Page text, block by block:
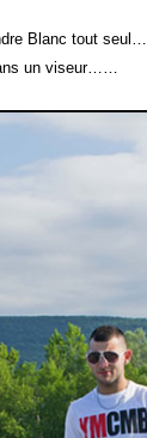
Blanc tout
un viseur……